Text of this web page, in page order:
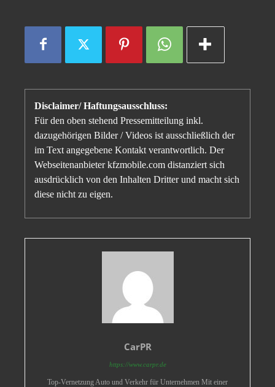
Disclaimer/ Haftungsausschluss:
Für den oben stehend Pressemitteilung inkl.
dazugehörigen Bilder / Videos ist ausschließlich der
im Text angegebene Kontakt verantwortlich. Der
Webseitenanbieter kfzmobile.com distanziert sich
ausdrücklich von den Inhalten Dritter und macht sich
diese nicht zu eigen.
CarPR
https://www.carpr.de
Top-Vernetzung Auto und Verkehr für Unternehmen Mit einer